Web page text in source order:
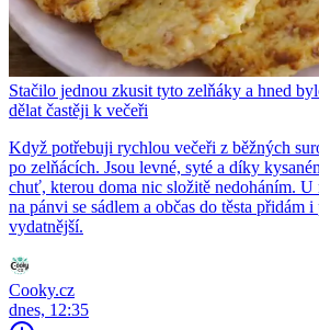
Stačilo jednou zkusit tyto zelňáky a hned
dělat častěji k večeři
Když potřebuji rychlou večeři z běžných
po zelňácích. Jsou levné, syté a díky
chuť, kterou doma nic složitě nedoháním. U
na pánvi se sádlem a občas do těsta přidám
vydatnější.
Cooky.cz
dnes, 12:35